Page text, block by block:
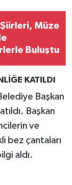
Müze
Buluştu
KATILDI
Başkan
Başkan
ve
bez çantaları
aldı.